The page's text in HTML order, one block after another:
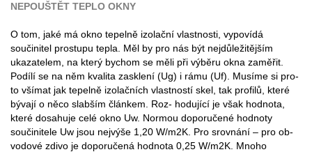
NEPOUŠTĚT TEPLO OKNY
O tom, jaké má okno tepelně izolační vlastnosti, vypovídá
součinitel prostupu tepla. Měl by pro nás být nejdůležitějším
ukazatelem, na který bychom se měli při výběru okna zaměřit.
Podílí se na něm kvalita zasklení (Ug) i rámu (Uf). Musíme si pro-
to všímat jak tepelně izolačních vlastností skel, tak profilů, které
bývají o něco slabším článkem. Roz- hodující je však hodnota,
které dosahuje celé okno Uw. Normou doporučené hodnoty
součinitele Uw jsou nejvýše 1,20 W/m2K. Pro srovnání – pro ob-
vodové zdivo je doporučená hodnota 0,25 W/m2K. Mnoho